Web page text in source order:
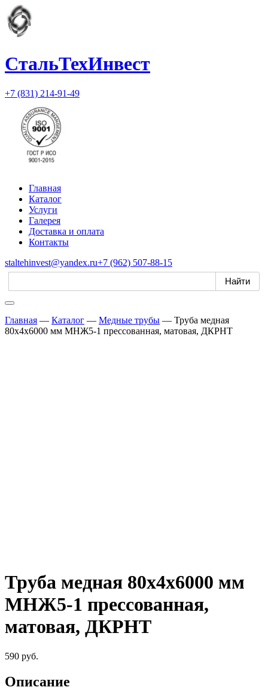
СтальТехИнвест
+7 (831) 214-91-49
Главная
Каталог
Услуги
Галерея
Доставка и оплата
Контакты
staltehinvest@yandex.ru+7 (962) 507-88-15
Главная — Каталог — Медные трубы — Труба медная
80х4х6000 мм МНЖ5-1 прессованная, матовая, ДКРНТ
Труба медная 80х4х6000 мм
МНЖ5-1 прессованная,
матовая, ДКРНТ
590 руб.
Описание